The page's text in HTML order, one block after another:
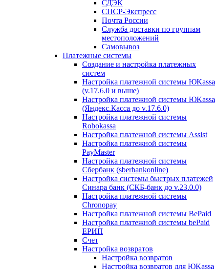
СДЭК
СПСР-Экспресс
Почта России
Служба доставки по группам
местоположений
Самовывоз
Платежные системы
Создание и настройка платежных
систем
Настройка платежной системы ЮKassa
(v.17.6.0 и выше)
Настройка платежной системы ЮKassa
(Яндекс.Касса до v.17.6.0)
Настройка платежной системы
Robokassa
Настройка платежной системы Assist
Настройка платежной системы
PayMaster
Настройка платежной системы
Сбербанк (sberbankonline)
Настройка системы быстрых платежей
Синара банк (СКБ-банк до v.23.0.0)
Настройка платежной системы
Chronopay
Настройка платежной системы BePaid
Настройка платежной системы bePaid
ЕРИП
Счет
Настройка возвратов
Настройка возвратов
Настройка возвратов для ЮKassa